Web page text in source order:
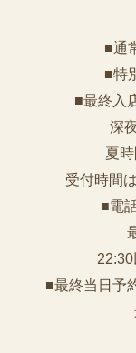
■通
■特
■最終入
深
夏
受付時間
■電
■最終当日予